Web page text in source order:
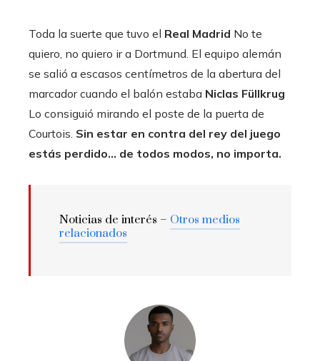
Toda la suerte que tuvo el Real Madrid No te
quiero, no quiero ir a Dortmund. El equipo alemán
se salió a escasos centímetros de la abertura del
marcador cuando el balón estaba Niclas Füllkrug
Lo consiguió mirando el poste de la puerta de
Courtois. Sin estar en contra del rey del juego
estás perdido… de todos modos, no importa.
Noticias de interés – Otros medios
relacionados